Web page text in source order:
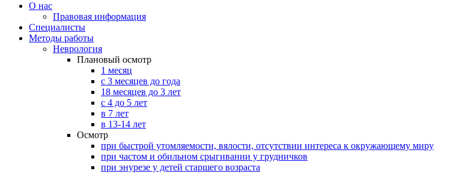
О нас
Правовая информация
Специалисты
Методы работы
Неврология
Плановый осмотр
1 месяц
с 3 месяцев до года
18 месяцев до 3 лет
с 4 до 5 лет
в 7 лет
в 13-14 лет
Осмотр
при быстрой утомляемости, вялости, отсутствии интереса к окружающему миру
при частом и обильном срыгивании у грудничков
при энурезе у детей старшего возраста